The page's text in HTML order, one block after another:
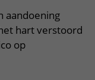
aandoening
hart verstoord
op